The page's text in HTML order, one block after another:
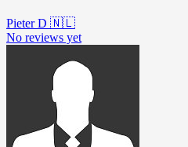
Pieter D 🇳🇱
No reviews yet